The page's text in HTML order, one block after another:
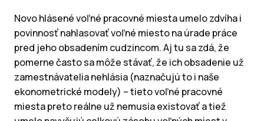
Novo hlásené voľné pracovné miesta umelo zdvíha i
povinnosť nahlasovať voľné miesto na úrade práce
pred jeho obsadením cudzincom. Aj tu sa zdá, že
pomerne často sa môže stávať, že ich obsadenie už
zamestnávatelia nehlásia (naznačujú to i naše
ekonometrické modely) – tieto voľné pracovné
miesta preto reálne už nemusia existovať a tiež